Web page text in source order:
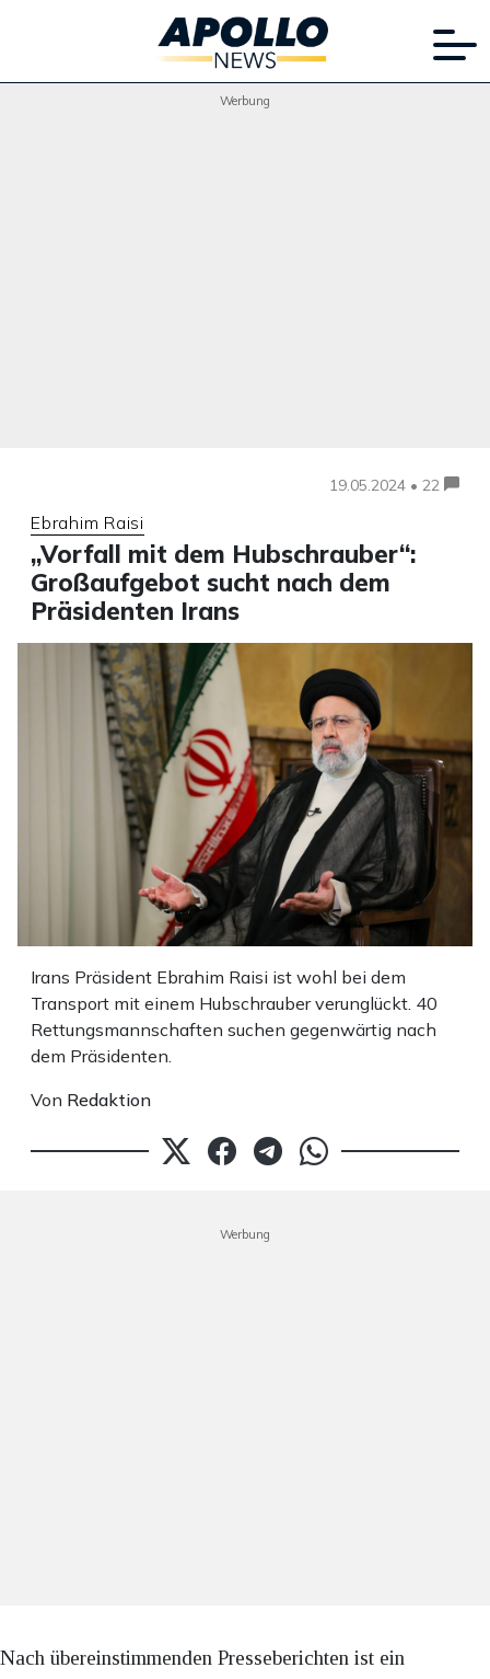
Werbung
19.05.2024 • 22
Ebrahim Raisi
„Vorfall mit dem Hubschrauber“:
Großaufgebot sucht nach dem
Präsidenten Irans
Irans Präsident Ebrahim Raisi ist wohl bei dem
Transport mit einem Hubschrauber verunglückt. 40
Rettungsmannschaften suchen gegenwärtig nach
dem Präsidenten.
Von Redaktion
Werbung
Nach übereinstimmenden Presseberichten ist ein